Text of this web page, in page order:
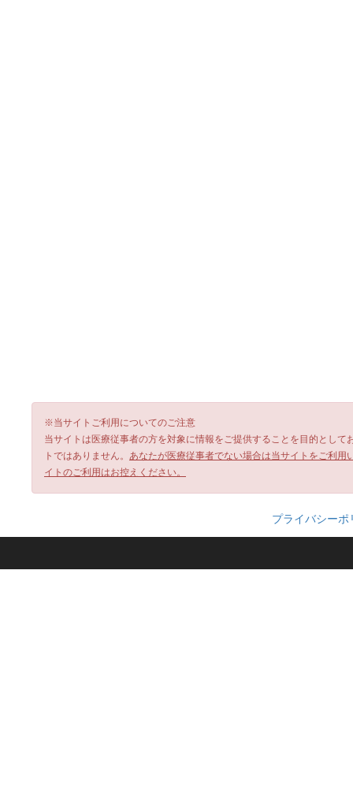
※当サイトご利用についてのご注意
当サイトは医療従事者の方を対象に情報をご提供することを目的とし
トではありません。 あなたが医療従事者でない場合は当サイトをご利
イトのご利用はお控えください。
プライバシーポ